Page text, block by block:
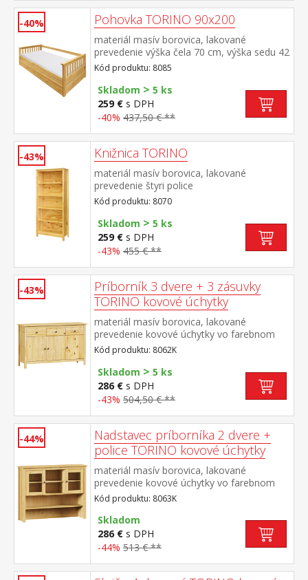
-40% Pohovka TORINO 90x200
materiál masív borovica, lakované
prevedenie výška čela 70 cm, výška sedu 42
cm, cena bez roštu a matraca minimálna
odporúčaná výška matraca 15
cm odporúčaný rozmer matraca 90 × 200
cm a rošt R1 k pohovke možné dokúpiť
výsuvnú prístelku TORINO 8086 alebo
Kód produktu: 8085
Skladom > 5 ks
259 € s DPH
-40% 437,50 € **
-43% Knižnica TORINO
materiál masív borovica, lakované
prevedenie štyri police
Kód produktu: 8070
Skladom > 5 ks
259 € s DPH
-43% 455 € **
-43%
Príborník 3 dvere + 3 zásuvky
TORINO kovové úchytky
materiál masív borovica, lakované
prevedenie kovové úchytky vo farebnom
prevedení černená mosadz 3 dvere, 3
zásuvky s kovovými pojazdmi vhodný
doplnok nadstavec TORINO 8063K
Kód produktu: 8062K
Skladom > 5 ks
286 € s DPH
-43% 504,50 € **
-44%
Nadstavec príborníka 2 dvere +
police TORINO kovové úchytky
materiál masív borovica, lakované
prevedenie kovové úchytky vo farebnom
prevedení černená mosadz dvoje presklené
dvierka doplnok príborníka TORINO 8062K
Kód produktu: 8063K
Skladom
286 € s DPH
-44% 513 € **